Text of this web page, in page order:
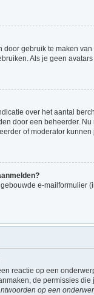
gebruik te maken
Als je geen
over het aantal
door een beheerder.
of moderator
e-
reactie op een
de permissies
op een